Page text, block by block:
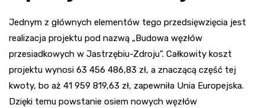
Jednym z głównych elementów tego przedsięwzięcia jest
realizacja projektu pod nazwą „Budowa węzłów
przesiadkowych w Jastrzębiu-Zdroju”. Całkowity koszt
projektu wynosi 63 456 486,83 zł, a znaczącą część tej
kwoty, bo aż 41 959 819,63 zł, zapewniła Unia Europejska.
Dzięki temu powstanie osiem nowych węzłów